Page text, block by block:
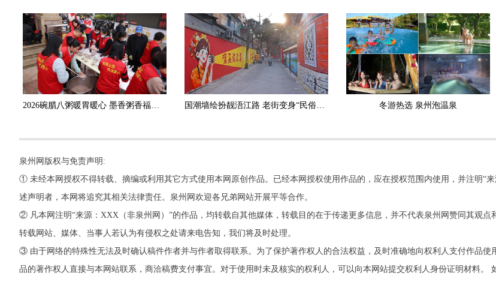
2026碗腊八粥暖胃暖心 墨香粥香福满“泉”城 国潮墙绘扮靓浯江路 老街变身“民俗画廊” 冬游热选 泉州泡温泉
泉州网版权与免责声明:
① 未经本网授权不得转载、摘编或利用其它方式使用本网原创作品。已经本网授权使用作品的，应在授权范围内使用，并注明“
述声明者，本网将追究其相关法律责任。泉州网欢迎各兄弟网站开展平等合作。
② 凡本网注明“来源：XXX（非泉州网）”的作品，均转载自其他媒体，转载目的在于传递更多信息，并不代表泉州网赞同其观点
转载网站、媒体、当事人若认为有侵权之处请来电告知，我们将及时处理。
③ 由于网络的特殊性无法及时确认稿件作者并与作者取得联系。为了保护著作权人的合法权益，及时准确地向权利人支付作品使
品的著作权人直接与本网站联系，商洽稿费支付事宜。对于使用时未及核实的权利人，可以向本网站提交权利人身份证明材料。